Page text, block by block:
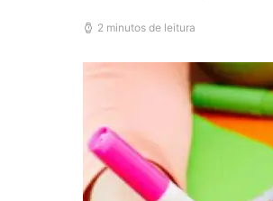
2 minutos de leitura